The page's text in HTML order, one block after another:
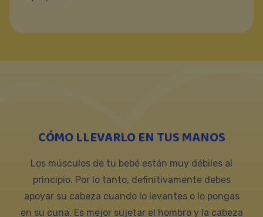
CÓMO LLEVARLO EN TUS MANOS
Los músculos de tu bebé están muy débiles al
principio. Por lo tanto, definitivamente debes
apoyar su cabeza cuando lo levantes o lo pongas
en su cuna. Es mejor sujetar el hombro y la cabeza